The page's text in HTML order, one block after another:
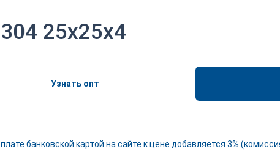
25х25х4
Узнать опт
банковской картой на сайте к цене добавляется 3%